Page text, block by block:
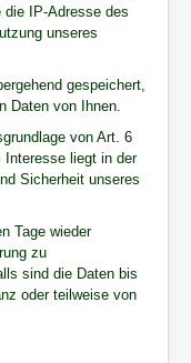
die IP-Adresse des
unseres
gespeichert,
Daten von Ihnen.
von Art. 6
liegt in der
Sicherheit unseres
Tage wieder
zu
sind die Daten bis
oder teilweise von